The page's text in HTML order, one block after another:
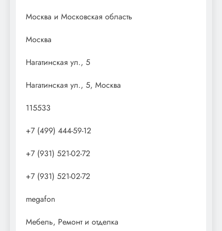
Москва и Московская область
Москва
Нагатинская ул., 5
Нагатинская ул., 5, Москва
115533
+7 (499) 444-59-12
+7 (931) 521-02-72
+7 (931) 521-02-72
megafon
Мебель, Ремонт и отделка